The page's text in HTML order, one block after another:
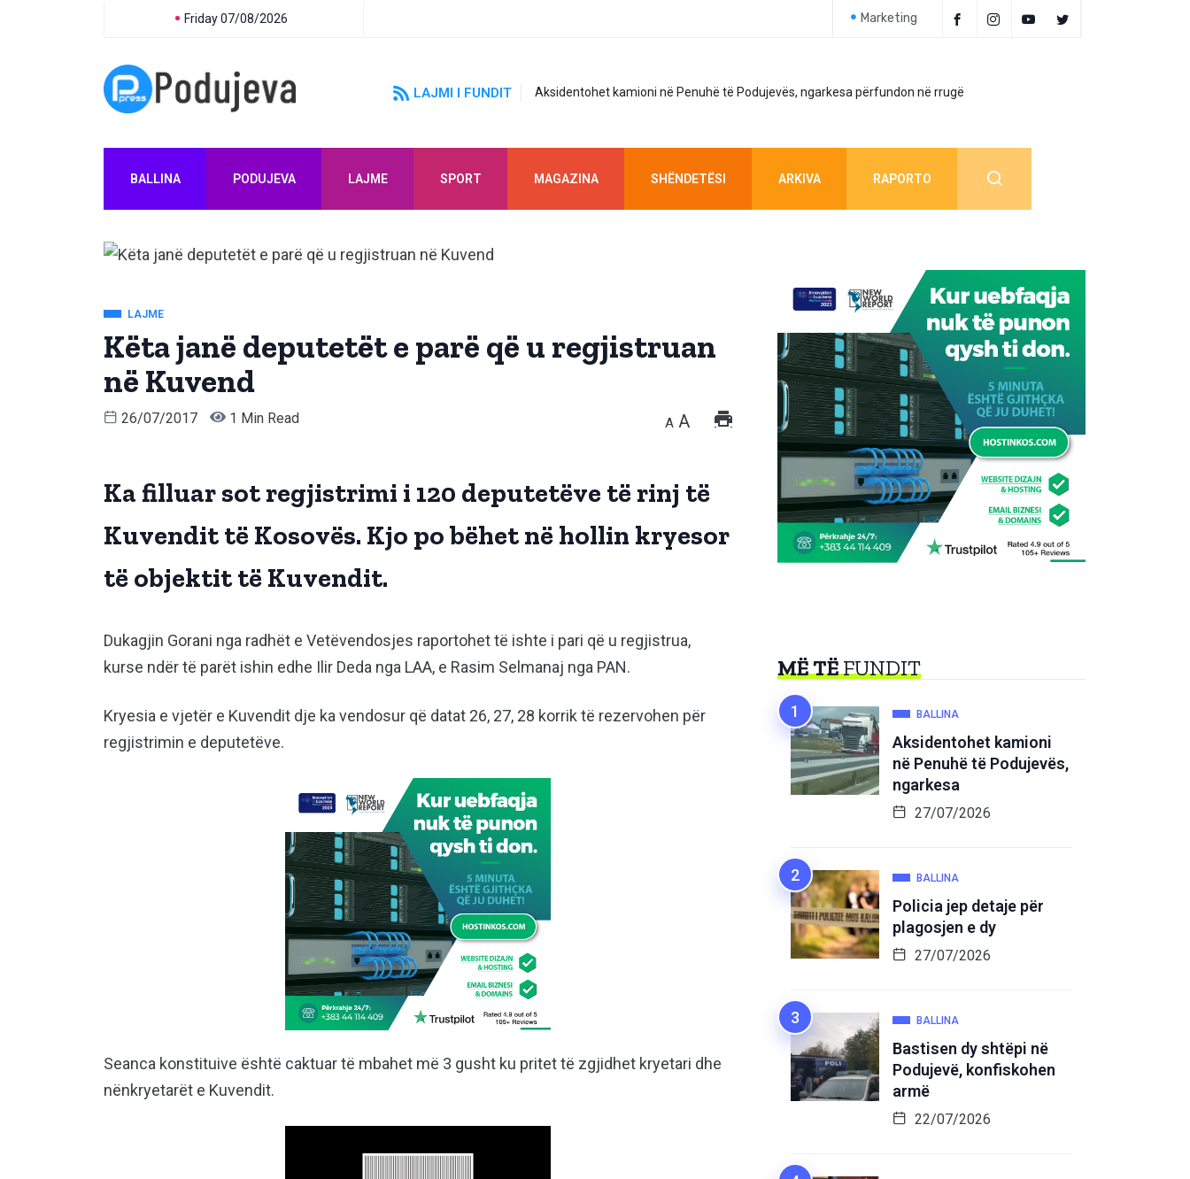
Friday 07/08/2026 Marketing
LAJMI I FUNDIT Aksidentohet kamioni në Penuhë të Podujevës, ngarkesa përfundon në rrugë
BALLINA PODUJEVA LAJME SPORT MAGAZINA SHËNDETËSI ARKIVA RAPORTO
LAJME
Këta janë deputetët e parë që u regjistruan
në Kuvend
26/07/2017 1 Min Read A A
Ka filluar sot regjistrimi i 120 deputetëve të rinj të
Kuvendit të Kosovës. Kjo po bëhet në hollin kryesor
të objektit të Kuvendit.
Dukagjin Gorani nga radhët e Vetëvendosjes raportohet të ishte i pari që u regjistrua,
kurse ndër të parët ishin edhe Ilir Deda nga LAA, e Rasim Selmanaj nga PAN.
Kryesia e vjetër e Kuvendit dje ka vendosur që datat 26, 27, 28 korrik të rezervohen për
regjistrimin e deputetëve.
Seanca konstituive është caktuar të mbahet më 3 gusht ku pritet të zgjidhet kryetari dhe
nënkryetarët e Kuvendit.
MË TËFUNDIT
BALLINA
Aksidentohet kamioni
në Penuhë të Podujevës,
ngarkesa
27/07/2026
BALLINA
Policia jep detaje për
plagosjen e dy
27/07/2026
BALLINA
Bastisen dy shtëpi në
Podujevë, konfiskohen
armë
22/07/2026